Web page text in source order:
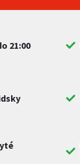
21:00